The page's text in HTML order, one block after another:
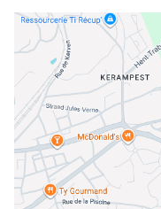
mardi
mercredi
jeudi
vendredi
samedi
dimanche